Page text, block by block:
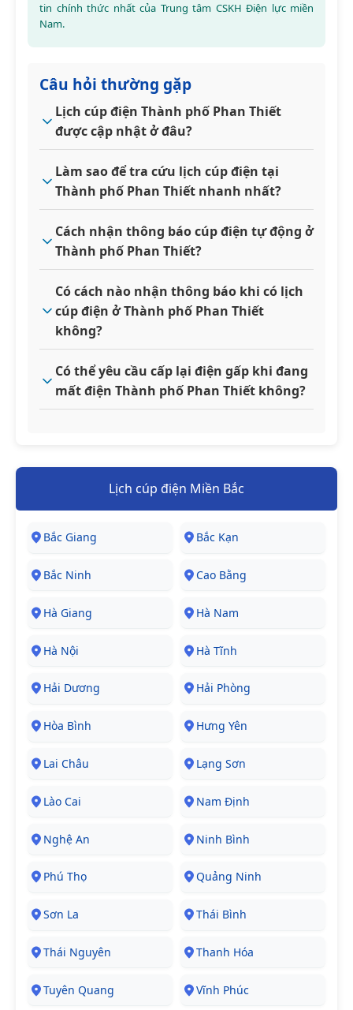
tin chính thức nhất của Trung tâm CSKH Điện lực miền
Nam.
Câu hỏi thường gặp
Lịch cúp điện Thành phố Phan Thiết
được cập nhật ở đâu?
Làm sao để tra cứu lịch cúp điện tại
Thành phố Phan Thiết nhanh nhất?
Cách nhận thông báo cúp điện tự động ở
Thành phố Phan Thiết?
Có cách nào nhận thông báo khi có lịch
cúp điện ở Thành phố Phan Thiết
không?
Có thể yêu cầu cấp lại điện gấp khi đang
mất điện Thành phố Phan Thiết không?
Lịch cúp điện Miền Bắc
Bắc Giang Bắc Kạn
Bắc Ninh Cao Bằng
Hà Giang Hà Nam
Hà Nội Hà Tĩnh
Hải Dương Hải Phòng
Hòa Bình Hưng Yên
Lai Châu Lạng Sơn
Lào Cai Nam Định
Nghệ An Ninh Bình
Phú Thọ Quảng Ninh
Sơn La Thái Bình
Thái Nguyên Thanh Hóa
Tuyên Quang Vĩnh Phúc